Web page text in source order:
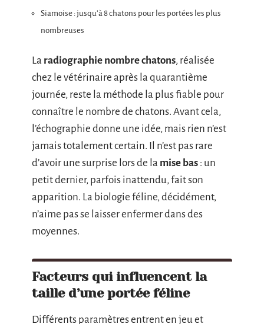
Siamoise : jusqu’à 8 chatons pour les portées les plus
nombreuses
La radiographie nombre chatons, réalisée
chez le vétérinaire après la quarantième
journée, reste la méthode la plus fiable pour
connaître le nombre de chatons. Avant cela,
l’échographie donne une idée, mais rien n’est
jamais totalement certain. Il n’est pas rare
d’avoir une surprise lors de la mise bas : un
petit dernier, parfois inattendu, fait son
apparition. La biologie féline, décidément,
n’aime pas se laisser enfermer dans des
moyennes.
Facteurs qui influencent la
taille d’une portée féline
Différents paramètres entrent en jeu et